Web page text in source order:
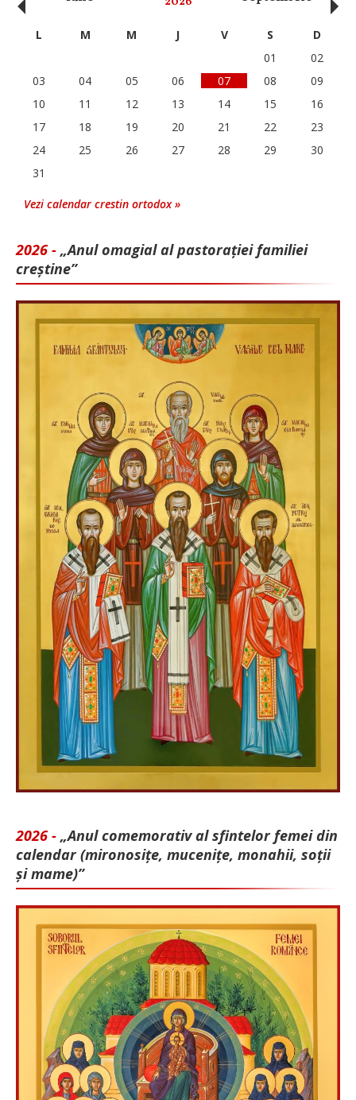
L M M J V S
D
01
02
03
04 05 06 07 08
09
10
11 12 13 14 15
16
17
18 19 20 21 22
23
24
25 26 27 28 29
30
31
Vezi calendar crestin ortodox »
2026 - „Anul omagial al pastorației familiei
creștine”
2026 - „Anul comemorativ al sfintelor femei din
calendar (mironosițe, mu­cenițe, monahii, soții
și mame)”